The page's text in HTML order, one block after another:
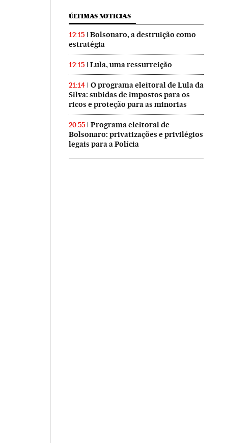
ÚLTIMAS NOTICIAS
12:15
Bolsonaro, a destruição como
estratégia
12:15 Lula, uma ressurreição
21:14
O programa eleitoral de Lula da
Silva: subidas de impostos para os
ricos e proteção para as minorias
20:55
Programa eleitoral de
Bolsonaro: privatizações e privilégios
legais para a Polícia